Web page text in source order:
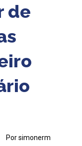
de
Por simonerm